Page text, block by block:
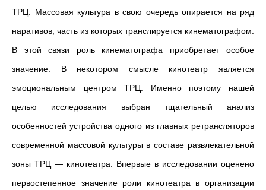
ТРЦ. Массовая культура в свою очередь опирается на ряд
наративов, часть из которых транслируется кинематографом.
В этой связи роль кинематографа приобретает особое
значение. В некотором смысле кинотеатр является
эмоциональным центром ТРЦ. Именно поэтому нашей
целью исследования выбран тщательный анализ
особенностей устройства одного из главных ретрансляторов
современной массовой культуры в составе развлекательной
зоны ТРЦ — кинотеатра. Впервые в исследовании оценено
первостепенное значение роли кинотеатра в организации